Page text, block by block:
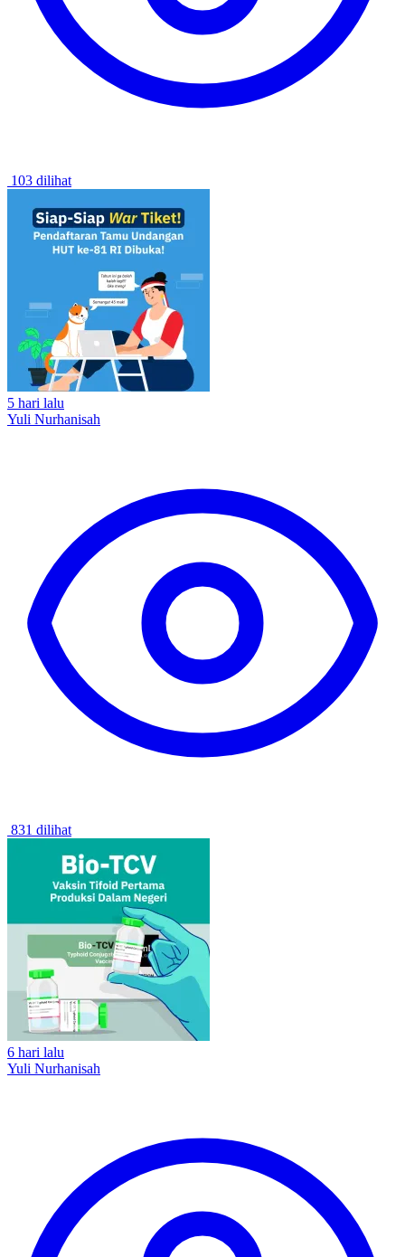
103 dilihat
5 hari lalu
Yuli Nurhanisah
831 dilihat
6 hari lalu
Yuli Nurhanisah